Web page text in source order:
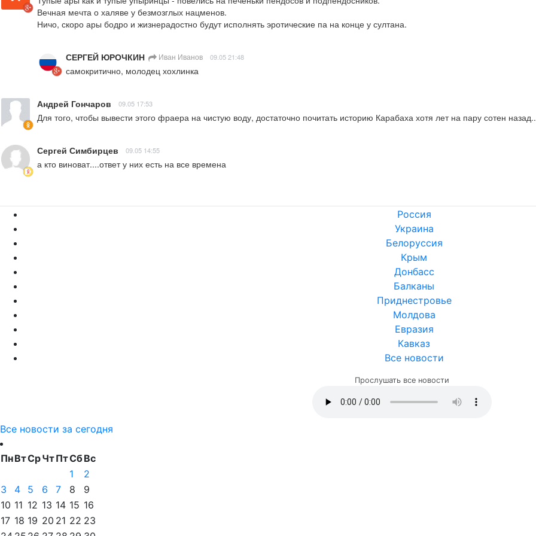
Вечная мечта о халяве у безмозглых нацменов.
Ничо, скоро ары бодро и жизнерадостно будут исполнять эротические па на конце у султана.
СЕРГЕЙ ЮРОЧКИН Иван Иванов 09.05 21:48
самокритично, молодец хохлинка
Андрей Гончаров 09.05 17:53
Для того, чтобы вывести этого фраера на чистую воду, достаточно почитать историю Карабаха хотя лет на пару сотен
Сергей Симбирцев 09.05 14:55
а кто виноват....ответ у них есть на все времена
Россия
Украина
Белоруссия
Крым
Донбасс
Балканы
Приднестровье
Молдова
Евразия
Кавказ
Все новости
Прослушать все новости
Все новости за сегодня
ПнВтСрЧтПтСбВс
1
2
3
4 5 6 7 8
9
10 11 12 13 14 15 16
17 18 19 20 21 22 23